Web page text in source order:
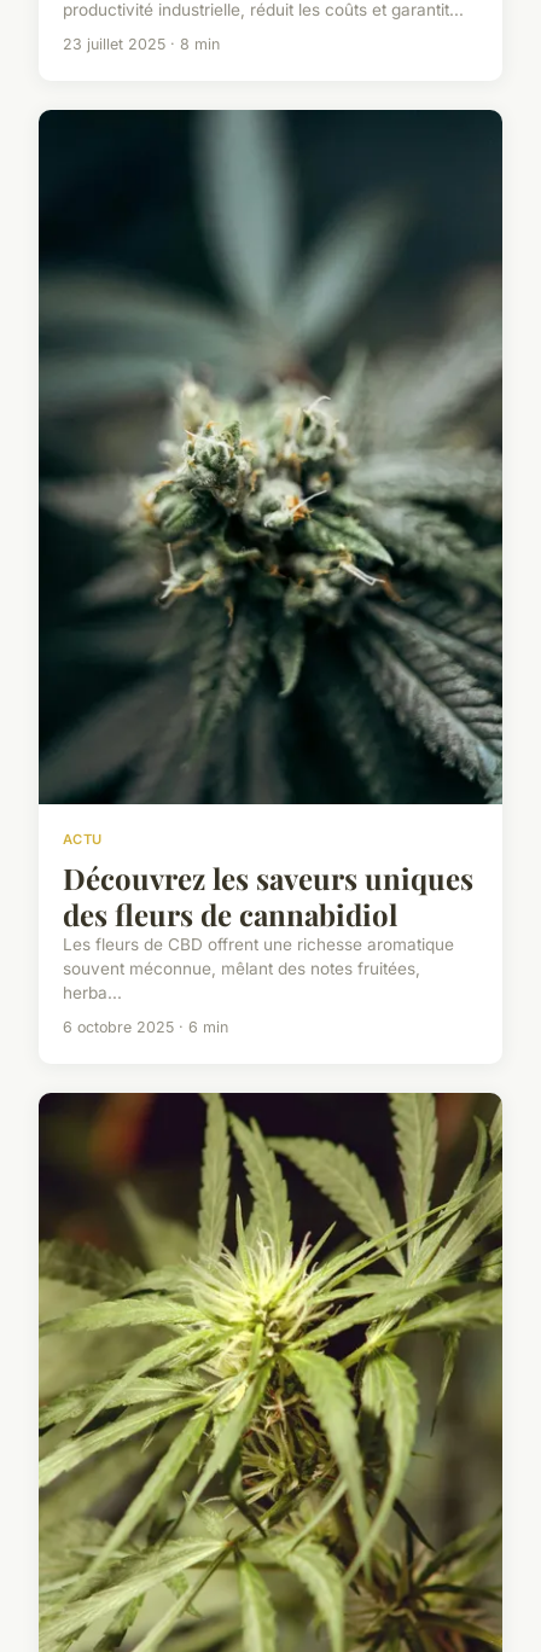
productivité industrielle, réduit les coûts et garantit...
23 juillet 2025 · 8 min
ACTU
Découvrez les saveurs uniques
des fleurs de cannabidiol
Les fleurs de CBD offrent une richesse aromatique
souvent méconnue, mêlant des notes fruitées,
herba...
6 octobre 2025 · 6 min